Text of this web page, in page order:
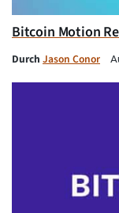
Bitcoin Motion
Durch Jason Conor